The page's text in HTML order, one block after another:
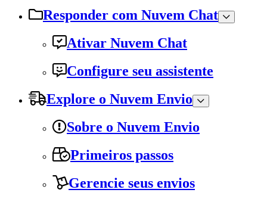
Responder com Nuvem Chat
Ativar Nuvem Chat
Configure seu assistente
Explore o Nuvem Envio
Sobre o Nuvem Envio
Primeiros passos
Gerencie seus envios